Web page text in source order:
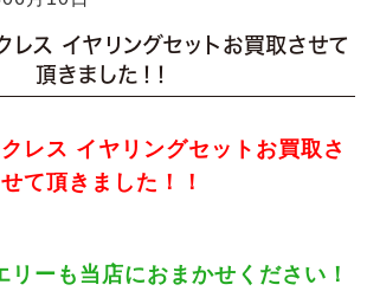
レス イヤリングセットお買取させて
頂きました！！
レス イヤリングセットお買取さ
せて頂きました！！
リーも当店におまかせください！